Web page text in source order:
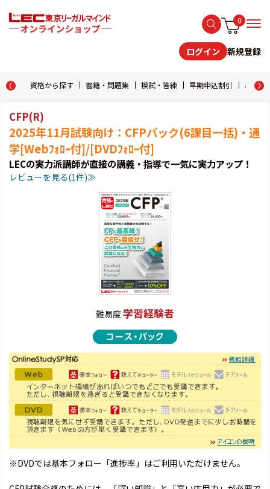
0
ログイン 新規登録
資格から探す 書籍・問題集 模試・答練 早期申込割引 おため
CFP(R)
2025年11月試験向け：CFPパック(6課目一括)・通
学[Webﾌｫﾛｰ付]/[DVDﾌｫﾛｰ付]
LECの実力派講師が直接の講義・指導で一気に実力アップ！
レビューを見る(1件)≫
難易度学習経験者
※DVDでは基本フォロー「進捗率」はご利用いただけません。